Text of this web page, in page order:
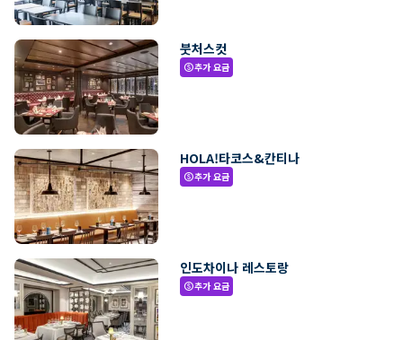
붓처스컷
paid추가 요금
HOLA!타코스&칸티나
paid추가 요금
인도차이나 레스토랑
paid추가 요금